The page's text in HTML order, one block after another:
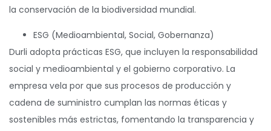
la conservación de la biodiversidad mundial.
ESG (Medioambiental, Social, Gobernanza)
Durli adopta prácticas ESG, que incluyen la responsabilidad
social y medioambiental y el gobierno corporativo. La
empresa vela por que sus procesos de producción y
cadena de suministro cumplan las normas éticas y
sostenibles más estrictas, fomentando la transparencia y